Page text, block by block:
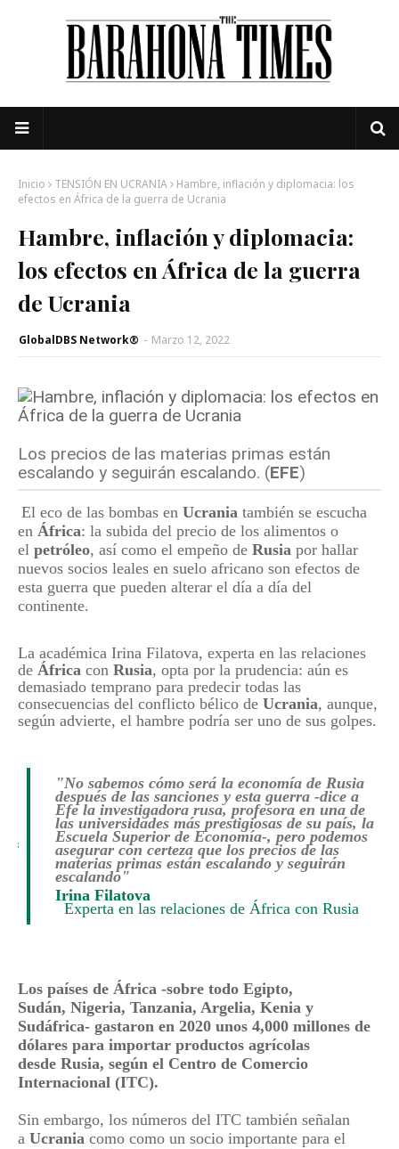
Inicio TENSIÓN EN UCRANIA
Hambre, inflación y diplomacia: los
efectos en África de la guerra de Ucrania
Hambre, inflación y diplomacia:
los efectos en África de la guerra
de Ucrania
GlobalDBS Network® - Marzo 12, 2022
Los precios de las materias primas están
escalando y seguirán escalando. (EFE)
El eco de las bombas en Ucrania también se escucha
en África: la subida del precio de los alimentos o
el petróleo, así como el empeño de Rusia por hallar
nuevos socios leales en suelo africano son efectos de
esta guerra que pueden alterar el día a día del
continente.
La académica Irina Filatova, experta en las relaciones
de África con Rusia, opta por la prudencia: aún es
demasiado temprano para predecir todas las
consecuencias del conflicto bélico de Ucrania, aunque,
según advierte, el hambre podría ser uno de sus golpes.
"No sabemos cómo será la economía de Rusia
después de las sanciones y esta guerra -dice a
Efe la investigadora rusa, profesora en una de
las universidades más prestigiosas de su país, la
Escuela Superior de Economía-, pero podemos
asegurar con certeza que los precios de las
materias primas están escalando y seguirán
escalando"
Irina Filatova
Experta en las relaciones de África con Rusia
“
Los países de África -sobre todo Egipto,
Sudán, Nigeria, Tanzania, Argelia, Kenia y
Sudáfrica- gastaron en 2020 unos 4,000 millones de
dólares para importar productos agrícolas
desde Rusia, según el Centro de Comercio
Internacional (ITC).
Sin embargo, los números del ITC también señalan
a Ucrania como como un socio importante para el